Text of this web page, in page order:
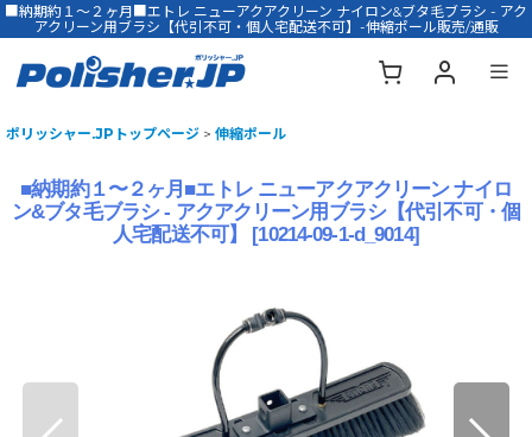
■納期約１〜２ヶ月■エトレ ニューアクアクリーン ナイロン&ブタ毛ブラシ - アク
アクリーン用ブラシ【代引不可・個人宅配送不可】-伸縮ポール販売/通販
ポリッシャー.JPトップページ > 伸縮ポール
■納期約１〜２ヶ月■エトレ ニューアクアクリーン ナイロ
ン&ブタ毛ブラシ - アクアクリーン用ブラシ【代引不可・個
人宅配送不可】
[10214-09-1-d_9014]